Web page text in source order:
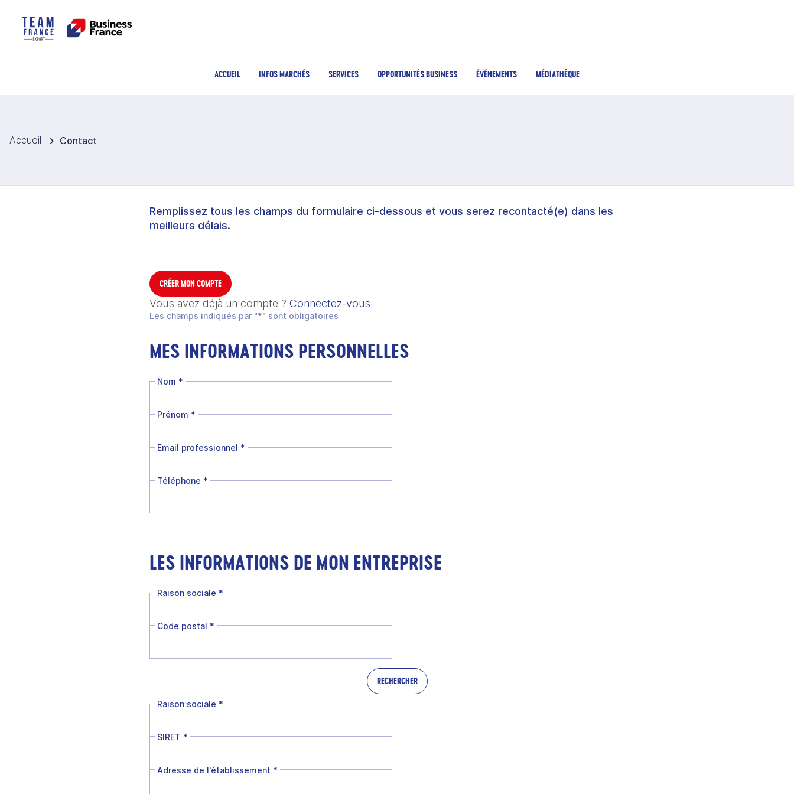
ACCUEIL INFOS MARCHÉS SERVICES OPPORTUNITÉS BUSINESS ÉVÉNEMENTS MÉDIATHÈQUE
Accueil Contact
Remplissez tous les champs du formulaire ci-dessous et vous serez recontacté(e) dans les
meilleurs délais.
CRÉER MON COMPTE
Vous avez déjà un compte ? Connectez-vous
Les champs indiqués par "*" sont obligatoires
MES INFORMATIONS PERSONNELLES
Nom *
Prénom *
Email professionnel *
Téléphone *
LES INFORMATIONS DE MON ENTREPRISE
Raison sociale *
Code postal *
RECHERCHER
Raison sociale *
SIRET *
Adresse de l'établissement *